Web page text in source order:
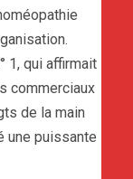
1, qui affirmait
commerciaux
de la main
une puissante